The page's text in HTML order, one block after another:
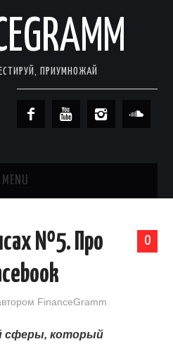
ПРИУМНОЖАЙ
MENU
0
№5. Про
FinanceGramm
сферы, который